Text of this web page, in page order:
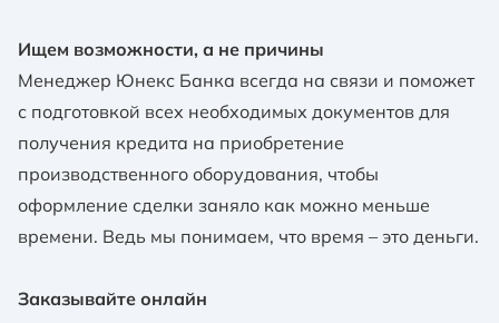
Ищем возможности, а не причины
Менеджер Юнекс Банка всегда на связи и поможет
с подготовкой всех необходимых документов для
получения кредита на приобретение
производственного оборудования, чтобы
оформление сделки заняло как можно меньше
времени. Ведь мы понимаем, что время – это деньги.
Заказывайте онлайн